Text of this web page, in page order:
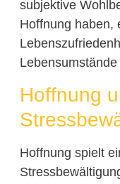
subjektive
Hoffnung haben,
Hoffnung
Hoffnung spielt